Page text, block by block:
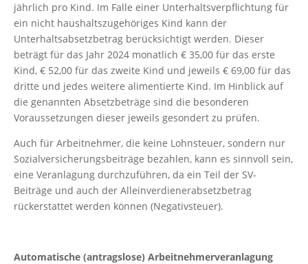
jährlich pro Kind. Im Falle einer Unterhaltsverpflichtung für
ein nicht haushaltszugehöriges Kind kann der
Unterhaltsabsetzbetrag berücksichtigt werden. Dieser
beträgt für das Jahr 2024 monatlich € 35,00 für das erste
Kind, € 52,00 für das zweite Kind und jeweils € 69,00 für das
dritte und jedes weitere alimentierte Kind. Im Hinblick auf
die genannten Absetzbeträge sind die besonderen
Voraussetzungen dieser jeweils gesondert zu prüfen.
Auch für Arbeitnehmer, die keine Lohnsteuer, sondern nur
Sozialversicherungsbeiträge bezahlen, kann es sinnvoll sein,
eine Veranlagung durchzuführen, da ein Teil der SV-
Beiträge und auch der Alleinverdienerabsetzbetrag
rückerstattet werden können (Negativsteuer).
Automatische (antragslose) Arbeitnehmerveranlagung